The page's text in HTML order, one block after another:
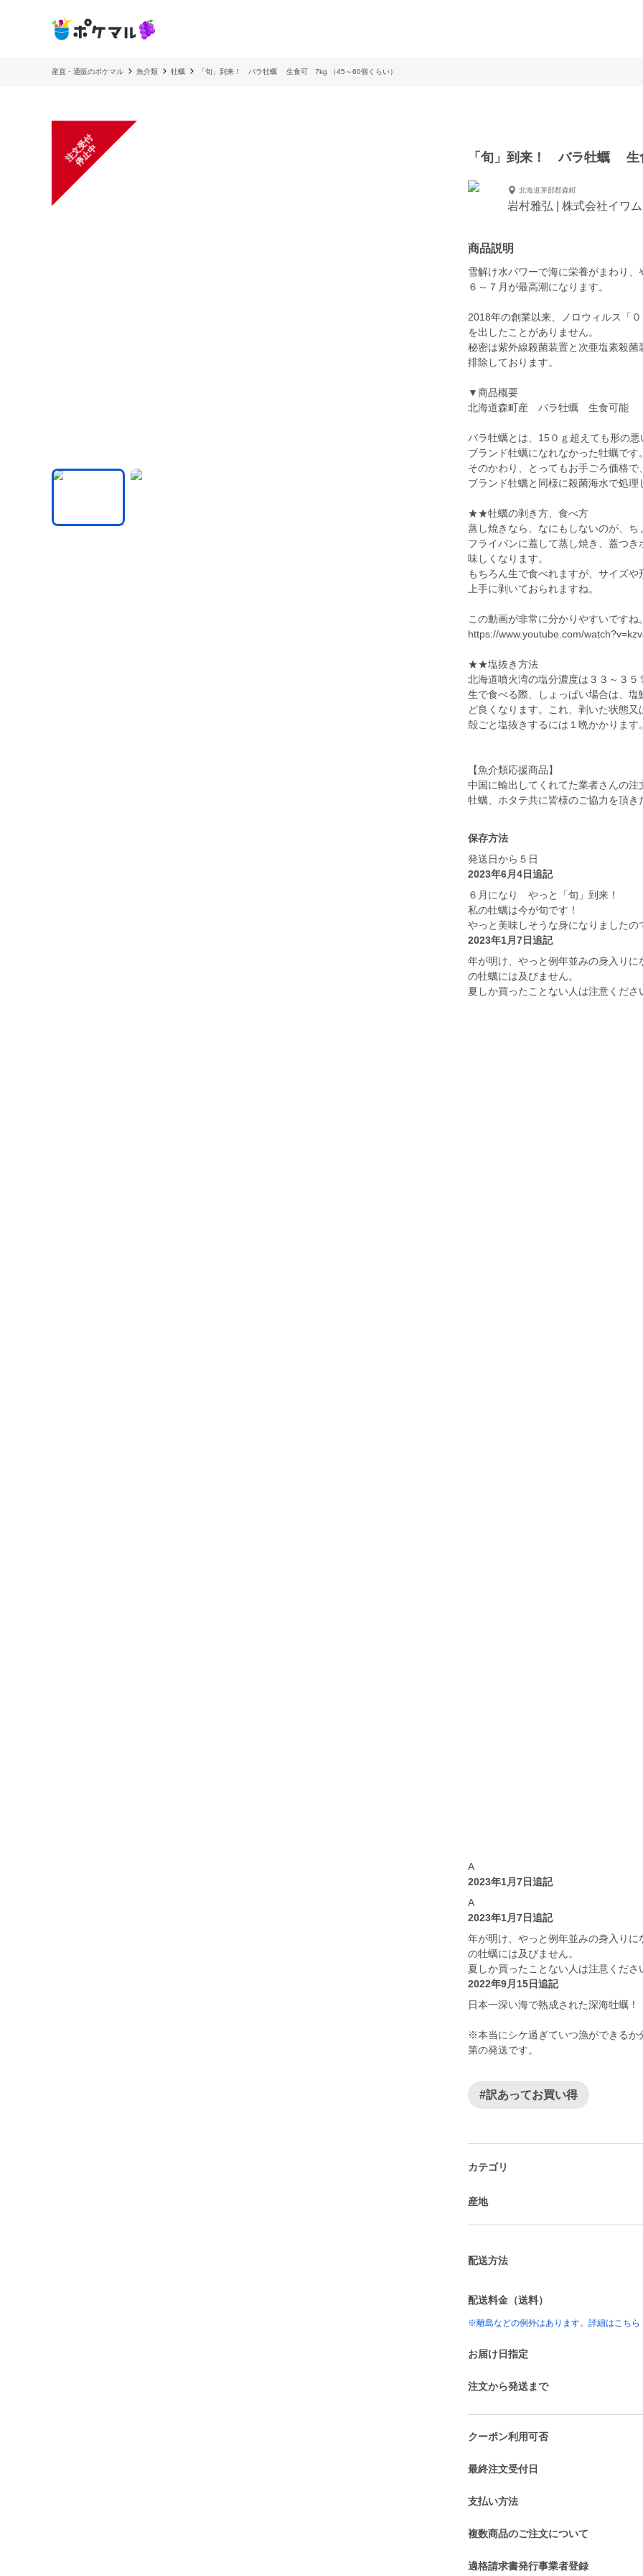
産直・通販のポケマル 魚介類 牡蠣 「旬」到来！ バラ牡蠣 生食可 7kg （45～60個くらい）
注
文
受
付
停
止
中 「旬」到来！ バラ牡蠣 生
北海道茅部郡森町
岩村雅弘 | 株式会社イワ
商品説明
雪解け水パワーで海に栄養がまわり
６～７月が最高潮になります。
2018年の創業以来、ノロウィルス「
を出したことがありません。
秘密は紫外線殺菌装置と次亜塩素殺
排除しております。
▼商品概要
北海道森町産 バラ牡蠣 生食可能
バラ牡蠣とは、15０ｇ超えても形の
ブランド牡蠣になれなかった牡蠣です
そのかわり、とってもお手ごろ価格
ブランド牡蠣と同様に殺菌海水で処
★★牡蠣の剥き方、食べ方
蒸し焼きなら、なにもしないのが、
フライパンに蓋して蒸し焼き、蓋つ
味しくなります。
もちろん生で食べれますが、サイズ
上手に剥いておられますね。
この動画が非常に分かりやすいですね
https://www.youtube.com/
★★塩抜き方法
北海道噴火湾の塩分濃度は３３～３
生で食べる際、しょっぱい場合は、
ど良くなります。これ、剥いた状態
殻ごと塩抜きするには１晩かかります
【魚介類応援商品】
中国に輸出してくれてた業者さんの
牡蠣、ホタテ共に皆様のご協力を頂
保存方法
発送日から５日
2023年6月4日追記
６月になり やっと「旬」到来！
私の牡蠣は今が旬です！
やっと美味しそうな身になりました
2023年1月7日追記
年が明け、やっと例年並みの身入り
の牡蠣には及びません。
夏しか買ったことない人は注意くださ
A
2023年1月7日追記
A
2023年1月7日追記
年が明け、やっと例年並みの身入り
の牡蠣には及びません。
夏しか買ったことない人は注意くださ
2022年9月15日追記
日本一深い海で熟成された深海牡蠣
※本当にシケ過ぎていつ漁ができるか
第の発送です。
#訳あってお買い得
カテゴリ
産地
配送方法
配送料金（送料）
※離島などの例外はあります。詳細はこちら
お届け日指定
注文から発送まで
クーポン利用可否
最終注文受付日
支払い方法
複数商品のご注文について
適格請求書発行事業者登録